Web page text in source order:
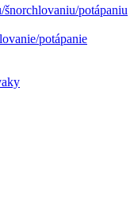
potápaniu
potápanie